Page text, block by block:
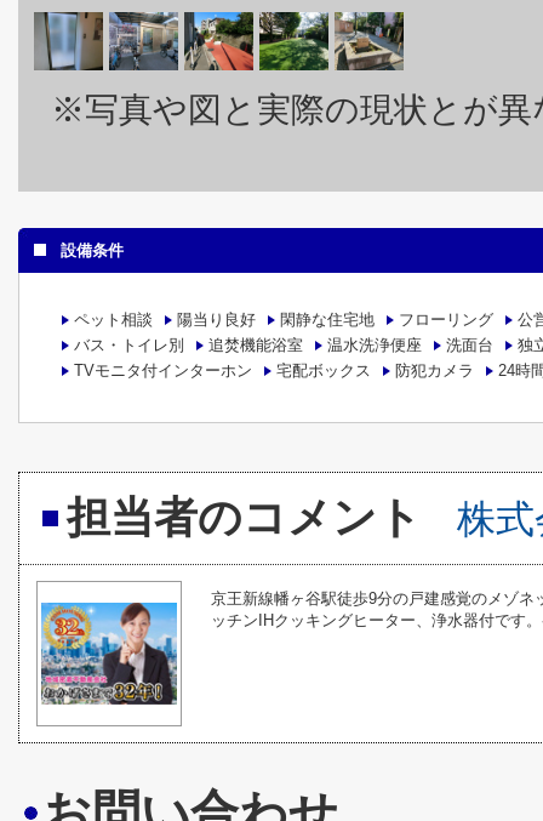
※写真や図と実際の現状とが
設備条件
ペット相談 陽当り良好 閑静な住宅地 フローリング
公
バス・トイレ別
追焚機能浴室 温水洗浄便座 洗面台
独
TVモニタ付インターホン
宅配ボックス 防犯カメラ 24時
担当者のコメント 株
京王新線幡ヶ谷駅徒歩9分の戸建感覚のメゾ
ッチンIHクッキングヒーター、浄水器付です